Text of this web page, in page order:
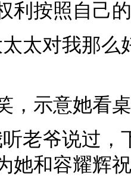
利按照自己
对我那么
示意她看桌
爷说过，
她和容耀辉